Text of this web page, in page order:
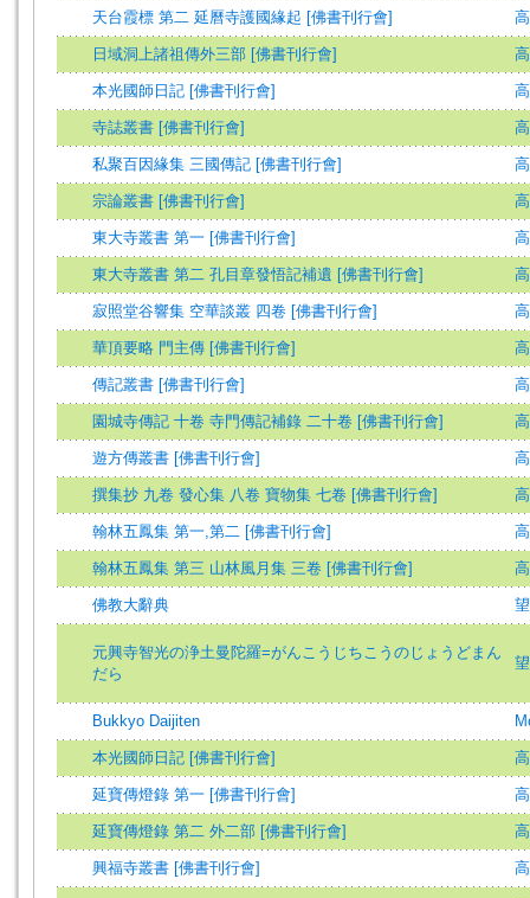
天台霞標 第二 延曆寺護國緣起 [佛書刊行會]
日域洞上諸祖傳外三部 [佛書刊行會]
本光國師日記 [佛書刊行會]
寺誌叢書 [佛書刊行會]
私聚百因緣集 三國傳記 [佛書刊行會]
宗論叢書 [佛書刊行會]
東大寺叢書 第一 [佛書刊行會]
東大寺叢書 第二 孔目章發悟記補遺 [佛書刊行會]
寂照堂谷響集 空華談叢 四卷 [佛書刊行會]
華頂要略 門主傳 [佛書刊行會]
傳記叢書 [佛書刊行會]
園城寺傳記 十卷 寺門傳記補錄 二十卷 [佛書刊行會]
遊方傳叢書 [佛書刊行會]
撰集抄 九卷 發心集 八卷 寶物集 七卷 [佛書刊行會]
翰林五鳳集 第一,第二 [佛書刊行會]
翰林五鳳集 第三 山林風月集 三卷 [佛書刊行會]
佛教大辭典
元興寺智光の浄土曼陀羅=がんこうじちこうのじょうどまん
だら
Bukkyo Daijiten
本光國師日記 [佛書刊行會]
延寶傳燈錄 第一 [佛書刊行會]
延寶傳燈錄 第二 外二部 [佛書刊行會]
興福寺叢書 [佛書刊行會]